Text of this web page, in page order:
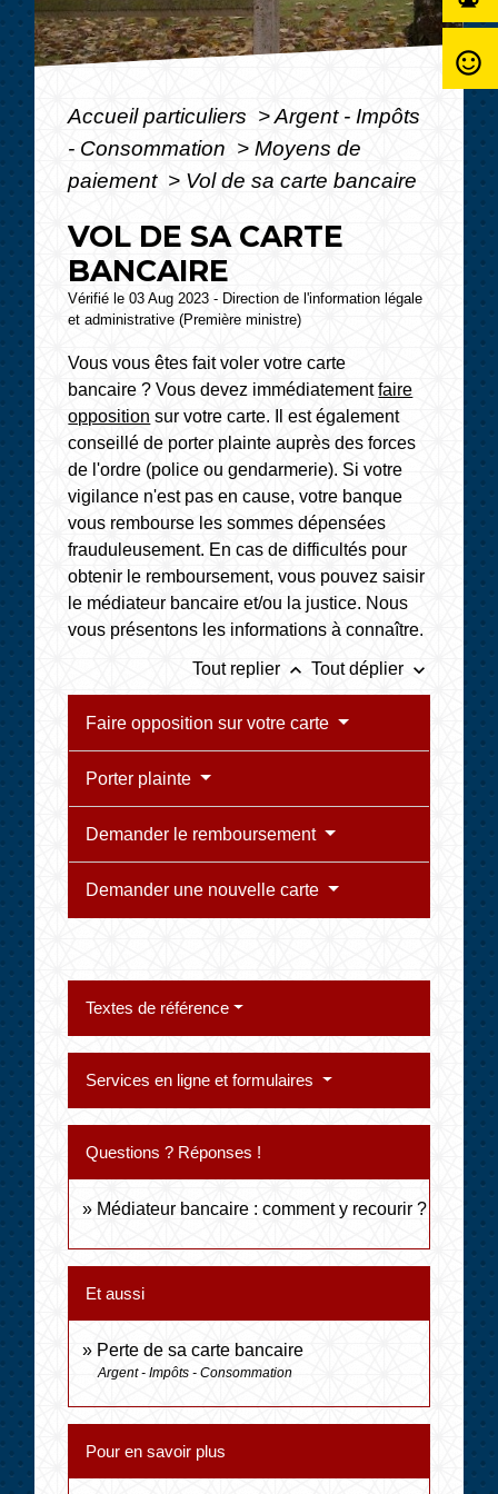
Accueil particuliers >Argent - Impôts
- Consommation > Moyens de
paiement > Vol de sa carte bancaire
VOL DE SA CARTE
BANCAIRE
Vérifié le 03 Aug 2023 - Direction de l'information légale
et administrative (Première ministre)
Vous vous êtes fait voler votre carte
bancaire ? Vous devez immédiatementfaire
opposition sur votre carte. Il est également
conseillé de porter plainte auprès des forces
de l'ordre (police ou gendarmerie). Si votre
vigilance n'est pas en cause, votre banque
vous rembourse les sommes dépensées
frauduleusement. En cas de difficultés pour
obtenir le remboursement, vous pouvez saisir
le médiateur bancaire et/ou la justice. Nous
vous présentons les informations à connaître.
Tout replier keyboard_arrow_up Tout déplier keyboard_arrow_down
Faire opposition sur votre carte
Porter plainte
Demander le remboursement
Demander une nouvelle carte
Textes de référence
Services en ligne et formulaires
Questions ? Réponses !
Médiateur bancaire : comment y recourir ?
Et aussi
Perte de sa carte bancaire
Argent - Impôts - Consommation
Pour en savoir plus
sentiment_satisfied_alt